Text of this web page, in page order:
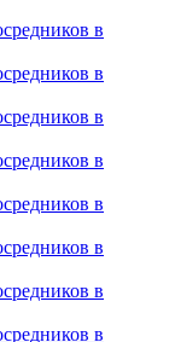
в
в
в
в
в
в
в
в